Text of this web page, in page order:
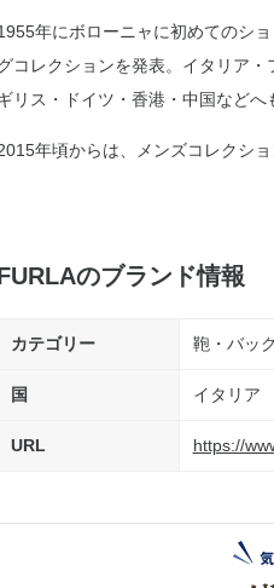
年にボローニャに初めてのシ
コレクションを発表。イタリア
リス・ドイツ・香港・中国などへ
年頃からは、メンズコレクショ
のブランド情報
カテゴリー 鞄・バッ
国 イタリア
URL https://